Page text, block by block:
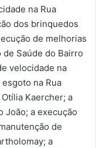
na Rua
dos brinquedos
de melhorias
Saúde do Bairro
velocidade na
na Rua
Kaercher; a
João; a execução
de
a